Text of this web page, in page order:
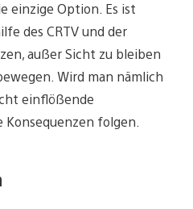
einzige Option. Es ist
des CRTV und der
außer Sicht zu bleiben
Wird man nämlich
einflößende
folgen.